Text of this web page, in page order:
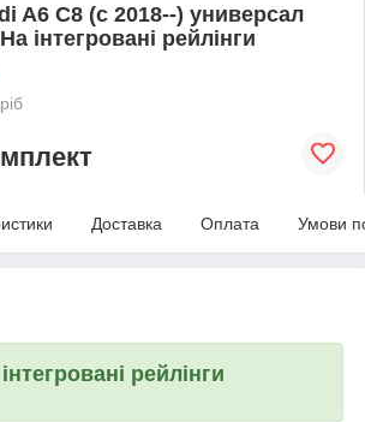
A6 C8 (c 2018--) универсал
інтегровані рейлінги
Доставка Оплата Умови
рейлінги